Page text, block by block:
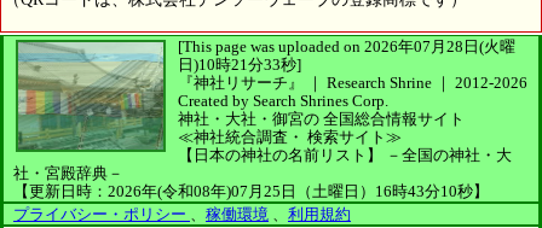
[This page was uploaded on 2026年07月28日(火曜
日)10時21分33秒]
『神社リサーチ』 ｜ Research Shrine ｜ 2012-2026
Created by Search Shrines Corp.
神社・大社・御宮の 全国総合情報サイト
≪神社統合調査・ 検索サイト≫
【日本の神社の名前リスト】
－全国の神社・大
社・宮殿辞典－
【更新日時：2026年(令和08年)07月25日（土曜日）16時43分10秒】
プライバシー・ポリシー 、 稼働環境 、 利用規約